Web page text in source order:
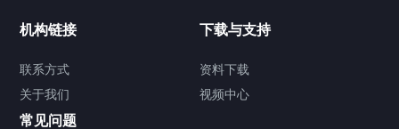
TCU温度控制单元
机构链接
联系方式
关于我们
下载与支持
资料下载
视频中心
常见问题